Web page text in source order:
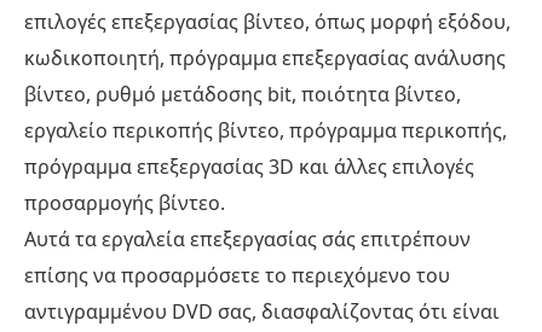
επιλογές επεξεργασίας βίντεο, όπως μορφή εξόδου,
κωδικοποιητή, πρόγραμμα επεξεργασίας ανάλυσης
βίντεο, ρυθμό μετάδοσης bit, ποιότητα βίντεο,
εργαλείο περικοπής βίντεο, πρόγραμμα περικοπής,
πρόγραμμα επεξεργασίας 3D και άλλες επιλογές
προσαρμογής βίντεο.
Αυτά τα εργαλεία επεξεργασίας σάς επιτρέπουν
επίσης να προσαρμόσετε το περιεχόμενο του
αντιγραμμένου DVD σας, διασφαλίζοντας ότι είναι